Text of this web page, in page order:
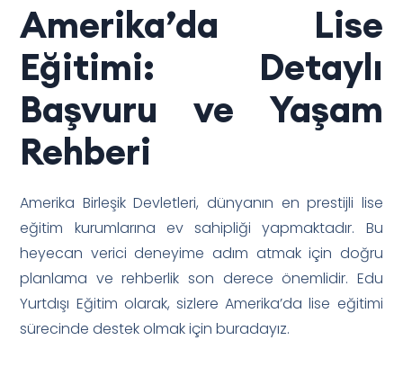
Amerika’da Lise
Eğitimi: Detaylı
Başvuru ve Yaşam
Rehberi
Amerika Birleşik Devletleri, dünyanın en prestijli lise
eğitim kurumlarına ev sahipliği yapmaktadır. Bu
heyecan verici deneyime adım atmak için doğru
planlama ve rehberlik son derece önemlidir. Edu
Yurtdışı Eğitim olarak, sizlere Amerika’da lise eğitimi
sürecinde destek olmak için buradayız.